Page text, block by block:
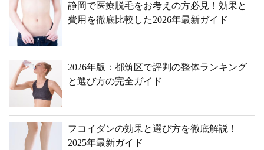
静岡で医療脱毛をお考えの方必見！効果と
費用を徹底比較した2026年最新ガイド
2026年版：都筑区で評判の整体ランキング
と選び方の完全ガイド
フコイダンの効果と選び方を徹底解説！
2025年最新ガイド